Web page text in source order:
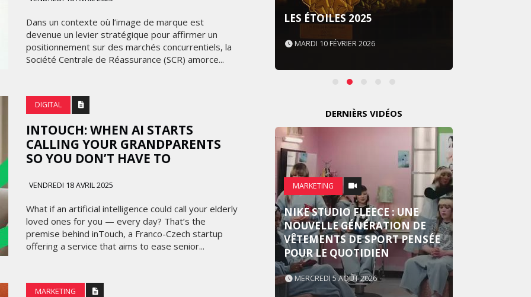
Dans un contexte où l’image de marque est
devenue un levier stratégique pour affirmer un
positionnement sur des marchés concurrentiels, la
Société Centrale de Réassurance (SCR) amorce...
DIGITAL
INTOUCH: WHEN AI STARTS
CALLING YOUR GRANDPARENTS
SO YOU DON’T HAVE TO
VENDREDI 18 AVRIL 2025
What if an artificial intelligence could call your elderly
loved ones for you — every day? That’s the
premise behind inTouch, a Franco-Czech startup
offering a service that aims to ease senior...
MARKETING
FRONTIÈRES DE
L’INNOVATION AFRICAINE
LUNDI 6 AVRIL 2026
LES ÉTOILES 2025
MARDI 10 FÉVRIER 2026
DERNIÈRS VIDÉOS
MARKETING
EMIRATES CÉLÈBRE L’IDENTITÉ
DES ÉMIRATS AVEC UNE LIVRÉE
SPÉCIALE SUR SES AVIONS
EMBLÉMATIQUES
MARKETING
NIKE STUDIO FLEECE : UNE
NOUVELLE GÉNÉRATION DE
VÊTEMENTS DE SPORT PENSÉE
POUR LE QUOTIDIEN
MERCREDI 5 AOÛT 2026